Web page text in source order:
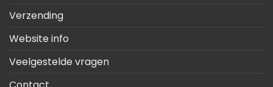
Verzending
Website info
Veelgestelde vragen